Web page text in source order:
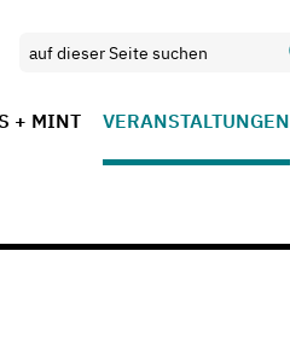
+ MINT VERANSTALTUNGEN